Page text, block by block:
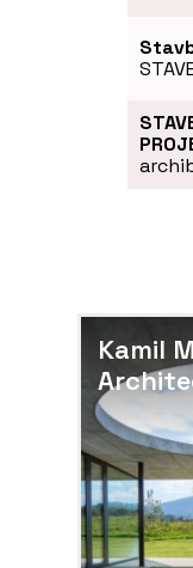
Kamil